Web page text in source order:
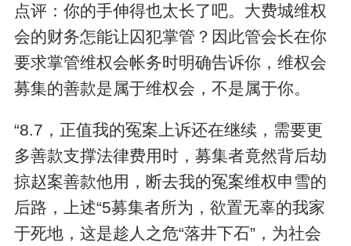
点评：你的手伸得也太长了吧。大费城维权
会的财务怎能让囚犯掌管？因此管会长在你
要求掌管维权会帐务时明确告诉你，维权会
募集的善款是属于维权会，不是属于你。
“8.7，正值我的冤案上诉还在继续，需要更
多善款支撑法律费用时，募集者竟然背后劫
掠赵案善款他用，断去我的冤案维权申雪的
后路，上述“5募集者所为，欲置无辜的我家
于死地，这是趁人之危“落井下石”，为社会